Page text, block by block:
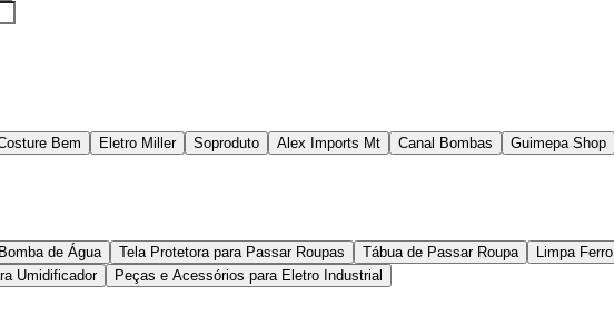
Bem Eletro Miller Soproduto Alex Imports Mt Canal Bombas Guimepa Shop
Bomba de Água Tela Protetora para Passar Roupas Tábua de Passar Roupa Limpa
Umidificador Peças e Acessórios para Eletro Industrial